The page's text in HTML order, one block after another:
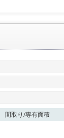
間取り/専有面積